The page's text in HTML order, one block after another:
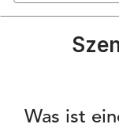
Was ist